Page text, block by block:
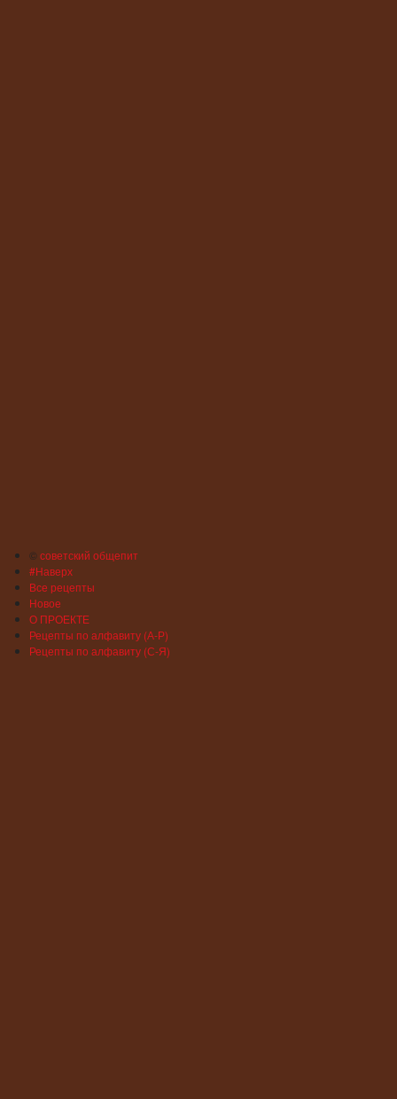
©советский общепит
#Наверх
Все рецепты
Новое
О ПРОЕКТЕ
Рецепты по алфавиту (А-Р)
Рецепты по алфавиту (С-Я)